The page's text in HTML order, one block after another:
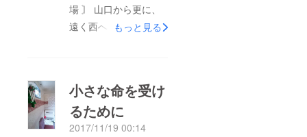
場 〙 山口から更に、
遠く西へ向かった佐賀
猟犬として飼われ用無
しになったので、あっ
けなく捨てられたのだ
もっと見る
小さな命を受け
るために
2017/11/19 00:14